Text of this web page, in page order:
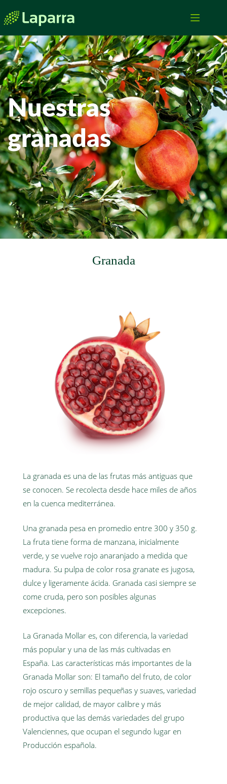
Nuestras
granadas
Granada
La granada es una de las frutas más antiguas que
se conocen. Se recolecta desde hace miles de años
en la cuenca mediterránea.
Una granada pesa en promedio entre 300 y 350 g.
La fruta tiene forma de manzana, inicialmente
verde, y se vuelve rojo anaranjado a medida que
madura. Su pulpa de color rosa granate es jugosa,
dulce y ligeramente ácida. Granada casi siempre se
come cruda, pero son posibles algunas
excepciones.
La Granada Mollar es, con diferencia, la variedad
más popular y una de las más cultivadas en
España. Las características más importantes de la
Granada Mollar son: El tamaño del fruto, de color
rojo oscuro y semillas pequeñas y suaves, variedad
de mejor calidad, de mayor calibre y más
productiva que las demás variedades del grupo
Valenciennes, que ocupan el segundo lugar en
Producción española.